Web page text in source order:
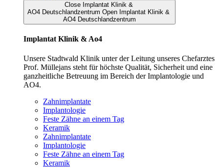
Close Implantat Klinik &
AO4 Deutschlandzentrum Open Implantat Klinik &
AO4 Deutschlandzentrum
Implantat Klinik & Ao4
Unsere Stadtwald Klinik unter der Leitung unseres Chefarztes
Prof. Müllejans steht für höchste Qualität, Sicherheit und eine
ganzheitliche Betreuung im Bereich der Implantologie und
AO4.
Zahnimplantate
Implantologie
Feste Zähne an einem Tag
Keramik
Zahnimplantate
Implantologie
Feste Zähne an einem Tag
Keramik